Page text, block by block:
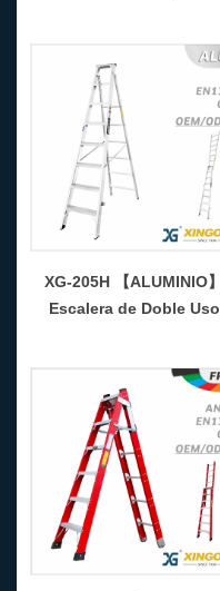
XG-205H 【ALUMINIO】
Escalera de Doble Uso